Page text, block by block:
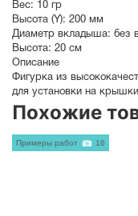
Вес: 10 гр
Высота (Y): 200 мм
Диаметр вкладыша: без
Высота: 20 см
Описание
Фигурка из
для установки на
Похожие
Примеры работ 16